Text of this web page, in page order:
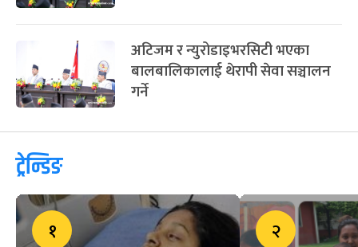
अटिजम र न्युरोडाइभरसिटी भएका
बालबालिकालाई थेरापी सेवा सञ्चालन
गर्ने
ट्रेन्डिङ
१ २